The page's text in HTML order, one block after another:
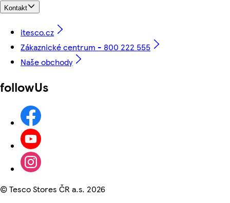
Kontakt
itesco.cz
Zákaznické centrum - 800 222 555
Naše obchody
followUs
©Tesco Stores ČR a.s. 2026